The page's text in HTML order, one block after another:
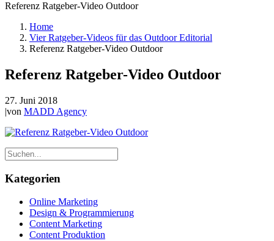
Referenz Ratgeber-Video Outdoor
Home
Vier Ratgeber-Videos für das Outdoor Editorial
Referenz Ratgeber-Video Outdoor
Referenz Ratgeber-Video Outdoor
27. Juni 2018
|von MADD Agency
Kategorien
Online Marketing
Design & Programmierung
Content Marketing
Content Produktion